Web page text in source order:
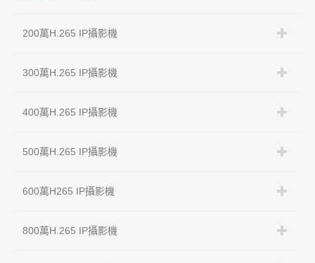
200萬H.265 IP攝影機
300萬H.265 IP攝影機
400萬H.265 IP攝影機
500萬H.265 IP攝影機
600萬H265 IP攝影機
800萬H.265 IP攝影機